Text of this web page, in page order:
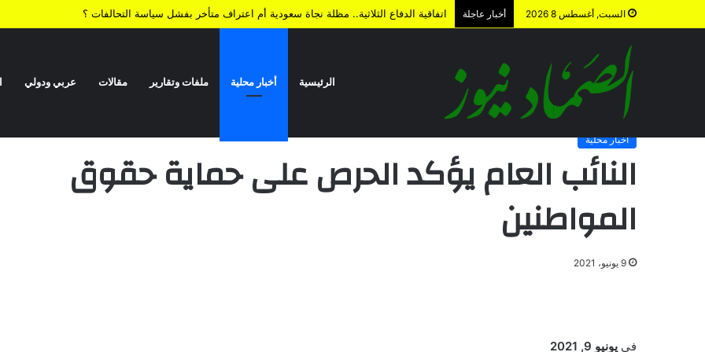
السبت, أغسطس 8 2026 أخبار عاجلة اتفاقية الدفاع الثلاثية.. مظلة نجاة سعودية أم اعتراف متأخر بفشل سياسة التحالفات ؟
الرئيسية أخبار محلية ملفات وتقارير مقالات عربي ودولي
الرئيسية /أخبار محلية النائب العام يؤكد الحرص على حماية حقوق المواطنين
أخبار محلية
النائب العام يؤكد الحرص على حماية حقوق
المواطنين
9 يونيو، 2021
في يونيو 9, 2021